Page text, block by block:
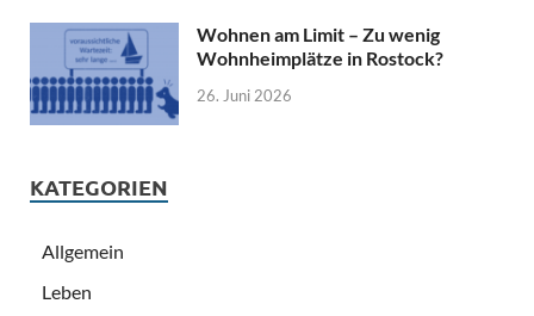
Wohnen am Limit – Zu wenig
Wohnheimplätze in Rostock?
26. Juni 2026
KATEGORIEN
Allgemein
Leben